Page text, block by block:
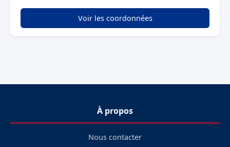
Voir les coordonnées
À propos
Nous contacter